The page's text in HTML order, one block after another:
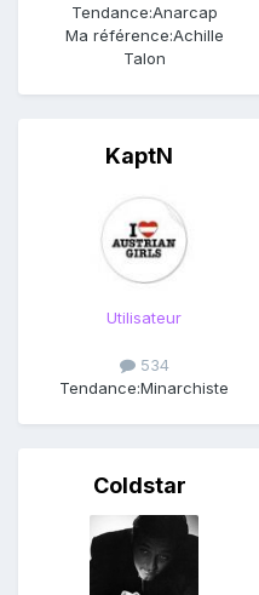
Tendance:Anarcap
Ma référence:Achille
Talon
KaptN
Utilisateur
534
Tendance:Minarchiste
Coldstar